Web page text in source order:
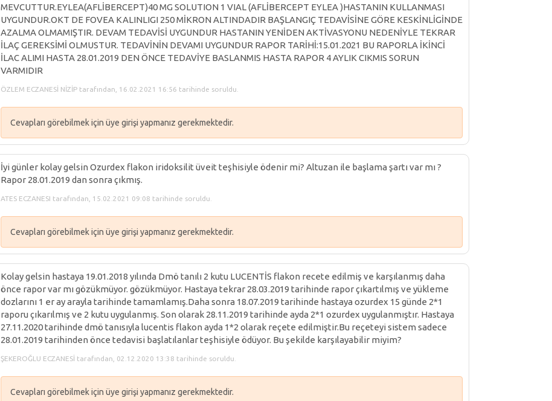
MEVCUTTUR.EYLEA(AFLİBERCEPT)40 MG SOLUTION 1 VIAL (AFLİBERCEPT EYLEA )HASTANIN KULLANMASI
UYGUNDUR.OKT DE FOVEA KALINLIGI 250 MİKRON ALTINDADIR BAŞLANGIÇ TEDAVİSİNE GÖRE KESKİNLİGİNDE
AZALMA OLMAMIŞTIR. DEVAM TEDAVİSİ UYGUNDUR HASTANIN YENİDEN AKTİVASYONU NEDENİYLE TEKRAR
İLAÇ GEREKSİMİ OLMUSTUR. TEDAVİNİN DEVAMI UYGUNDUR RAPOR TARİHİ:15.01.2021 BU RAPORLA İKİNCİ
İLAC ALIMI HASTA 28.01.2019 DEN ÖNCE TEDAVİYE BASLANMIS HASTA RAPOR 4 AYLIK CIKMIS SORUN
VARMIDIR
ÖZLEM ECZANESİ NİZİP tarafından, 16.02.2021 16:56 tarihinde soruldu.
Cevapları görebilmek için üye girişi yapmanız gerekmektedir.
İyi günler kolay gelsin Ozurdex flakon iridoksilit üveit teşhisiyle ödenir mi? Altuzan ile başlama şartı var mı ?
Rapor 28.01.2019 dan sonra çıkmış.
ATES ECZANESI tarafından, 15.02.2021 09:08 tarihinde soruldu.
Cevapları görebilmek için üye girişi yapmanız gerekmektedir.
Kolay gelsin hastaya 19.01.2018 yılında Dmö tanılı 2 kutu LUCENTİS flakon recete edilmiş ve karşılanmış daha
önce rapor var mı gözükmüyor. gözükmüyor. Hastaya tekrar 28.03.2019 tarihinde rapor çıkartılmış ve yükleme
dozlarını 1 er ay arayla tarihinde tamamlamış.Daha sonra 18.07.2019 tarihinde hastaya ozurdex 15 günde 2*1
raporu çıkarılmış ve 2 kutu uygulanmış. Son olarak 28.11.2019 tarihinde ayda 2*1 ozurdex uygulanmıştır. Hastaya
27.11.2020 tarihinde dmö tanısıyla lucentis flakon ayda 1*2 olarak reçete edilmiştir.Bu reçeteyi sistem sadece
28.01.2019 tarihinden önce tedavisi başlatılanlar teşhisiyle ödüyor. Bu şekilde karşılayabilir miyim?
ŞEKEROĞLU ECZANESİ tarafından, 02.12.2020 13:38 tarihinde soruldu.
Cevapları görebilmek için üye girişi yapmanız gerekmektedir.